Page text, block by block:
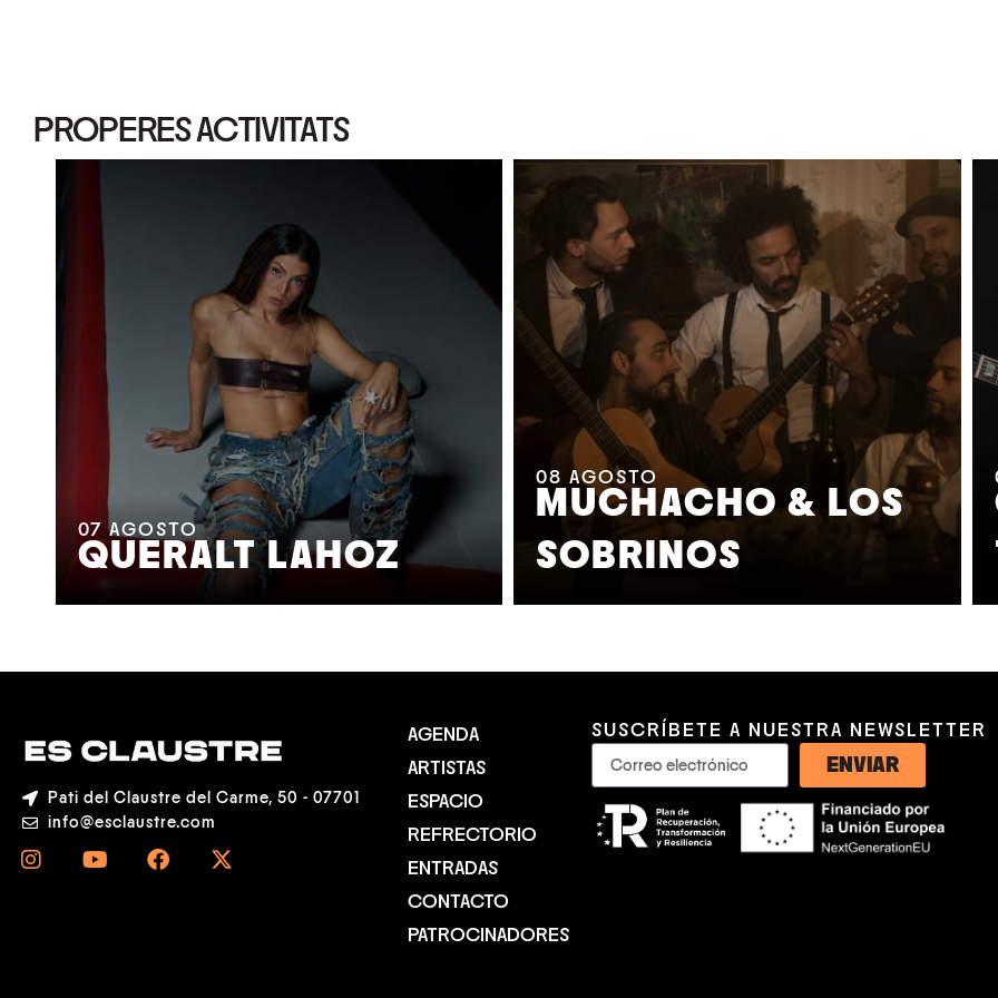
PROPERES ACTIVITATS
07 AGOSTO
QUERALT LAHOZ
08 AGOSTO
MUCHACHO & LOS
SOBRINOS
Pati del Claustre del Carme, 50 - 07701
info@esclaustre.com
AGENDA
ARTISTAS
ESPACIO
REFRECTORIO
ENTRADAS
CONTACTO
PATROCINADORES
SUSCRÍBETE A NUESTRA NEWSLETTER
ENVIAR